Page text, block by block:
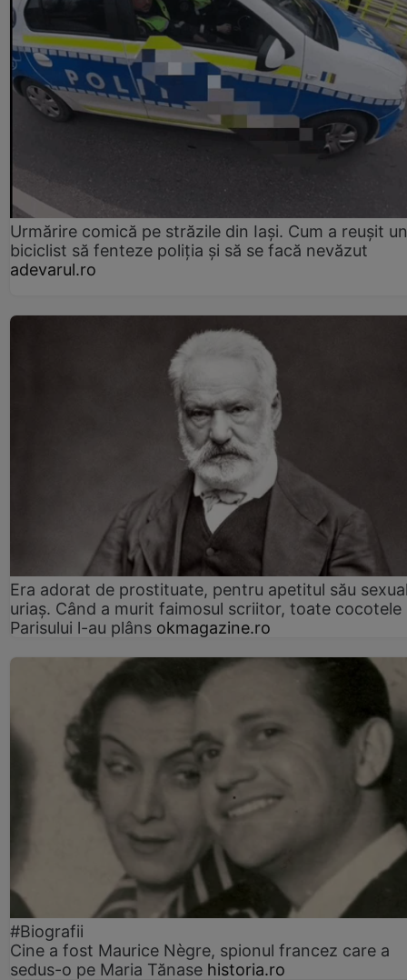
Urmărire comică pe străzile din Iași. Cum a reușit un
biciclist să fenteze poliția și să se facă nevăzut
adevarul.ro
Era adorat de prostituate, pentru apetitul său
uriaș. Când a murit faimosul scriitor, toate cocotele
Parisului l-au plâns okmagazine.ro
#Biografii
Cine a fost Maurice Nègre, spionul francez care a
sedus-o pe Maria Tănase historia.ro